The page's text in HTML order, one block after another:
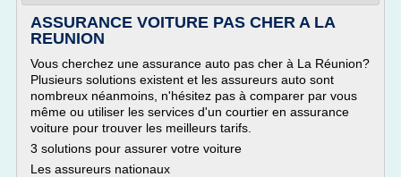
ASSURANCE VOITURE PAS CHER A LA
REUNION
Vous cherchez une assurance auto pas cher à La Réunion?
Plusieurs solutions existent et les assureurs auto sont
nombreux néanmoins, n'hésitez pas à comparer par vous
même ou utiliser les services d'un courtier en assurance
voiture pour trouver les meilleurs tarifs.
3 solutions pour assurer votre voiture
Les assureurs nationaux